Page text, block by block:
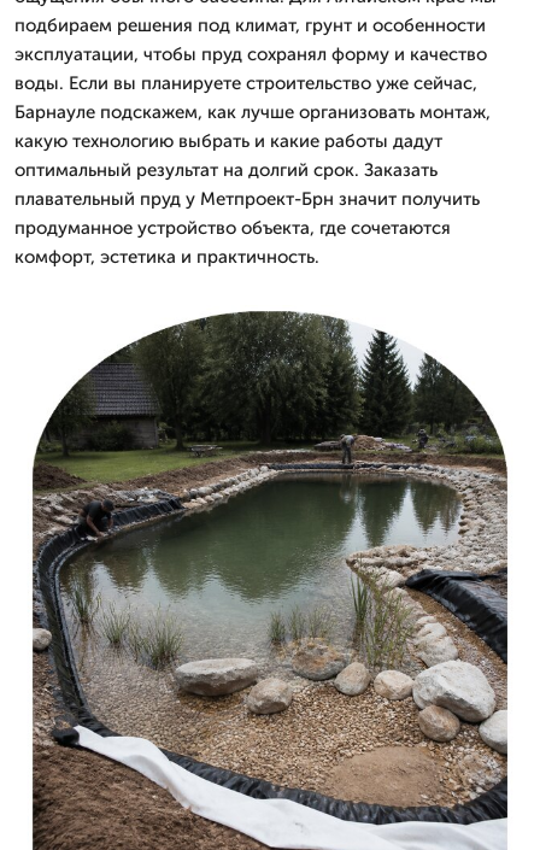
подбираем решения под климат, грунт и особенности
эксплуатации, чтобы пруд сохранял форму и качество
воды. Если вы планируете строительство уже сейчас,
Барнауле подскажем, как лучше организовать монтаж,
какую технологию выбрать и какие работы дадут
оптимальный результат на долгий срок. Заказать
плавательный пруд у Метпроект-Брн значит получить
продуманное устройство объекта, где сочетаются
комфорт, эстетика и практичность.